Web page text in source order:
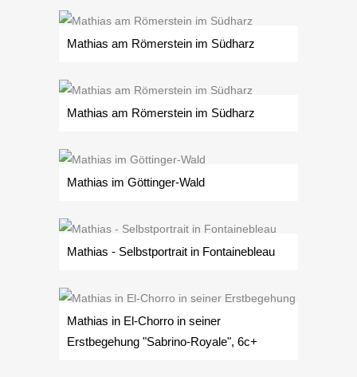
Mathias am Römerstein im Südharz
Mathias am Römerstein im Südharz
Mathias im Göttinger-Wald
Mathias - Selbstportrait in Fontainebleau
Mathias in El-Chorro in seiner
Erstbegehung "Sabrino-Royale", 6c+